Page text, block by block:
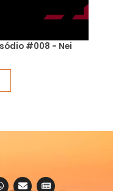
#008 - Nei